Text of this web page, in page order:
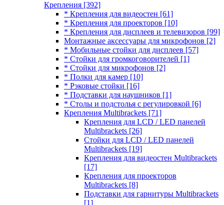
Крепления [392]
* Крепления для видеостен [61]
* Крепления для проекторов [10]
* Крепления для дисплеев и телевизоров [99]
Монтажные аксессуары для микрофонов [2]
* Мобильные стойки для дисплеев [57]
* Стойки для громкоговорителей [1]
* Стойки для микрофонов [2]
* Полки для камер [10]
* Рэковые стойки [16]
* Подставки для наушников [1]
* Столы и подстолья с регулировкой [6]
Крепления Multibrackets [71]
Крепления для LCD / LED панелей
Multibrackets [26]
Стойки для LCD / LED панелей
Multibrackets [19]
Крепления для видеостен Multibrackets
[17]
Крепления для проекторов
Multibrackets [8]
Подставки для гарнитуры Multibrackets
[1]